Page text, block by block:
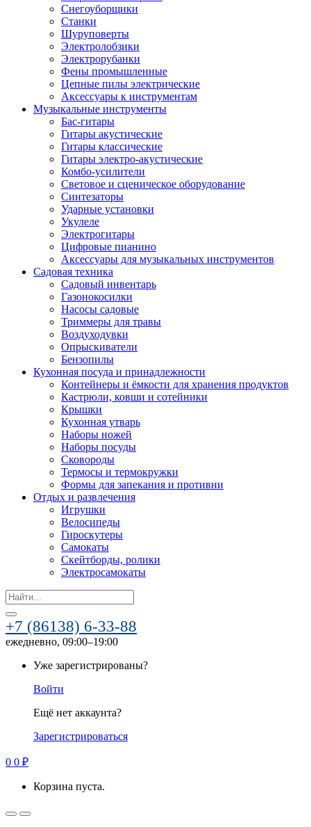
Снегоуборщики
Станки
Шуруповерты
Электролобзики
Электрорубанки
Фены промышленные
Цепные пилы электрические
Аксессуары к инструментам
Музыкальные инструменты
Бас-гитары
Гитары акустические
Гитары классические
Гитары электро-акустические
Комбо-усилители
Световое и сценическое оборудование
Синтезаторы
Ударные установки
Укулеле
Электрогитары
Цифровые пианино
Аксессуары для музыкальных инструментов
Садовая техника
Садовый инвентарь
Газонокосилки
Насосы садовые
Триммеры для травы
Воздуходувки
Опрыскиватели
Бензопилы
Кухонная посуда и принадлежности
Контейнеры и ёмкости для хранения продуктов
Кастрюли, ковши и сотейники
Крышки
Кухонная утварь
Наборы ножей
Наборы посуды
Сковороды
Термосы и термокружки
Формы для запекания и противни
Отдых и развлечения
Игрушки
Велосипеды
Гироскутеры
Самокаты
Скейтборды, ролики
Электросамокаты
Search
for:
+7 (86138) 6-33-88
ежедневно, 09:00–19:00
Уже зарегистрированы?
Войти
Ещё нет аккаунта?
Зарегистрироваться
0 0 ₽
Корзина пуста.